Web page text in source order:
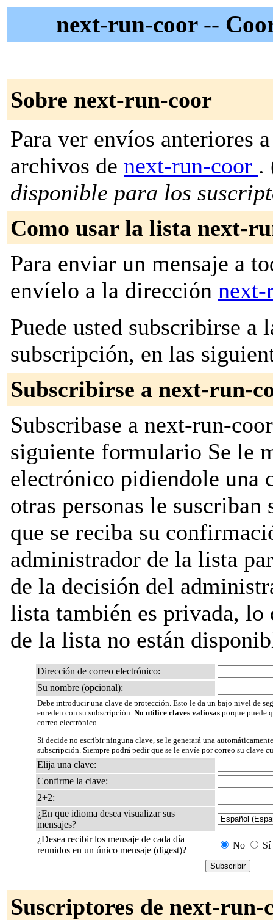
next-run-coor --
Sobre next-run-coor
Para ver envíos anteriores
archivos de next-run-coor .
disponible para los
Como usar la lista next-
Para enviar un mensaje a
envíelo a la dirección next-
Puede usted subscribirse a
subscripción, en las
Subscribirse a next-run-
Subscribase a next-run-
siguiente formulario Se le
electrónico pidiendole una
otras personas le
que se reciba su
administrador de la lista
de la decisión del
lista también es privada,
de la lista no están
Dirección de correo electrónico:
Su nombre (opcional):
Debe introducir una clave de protección. Esto le da un bajo nivel de
enreden con su subscripción. No utilice claves valiosas porque puede
correo electrónico.
Si decide no escribir ninguna clave, se le generará una
subscripción. Siempre podrá pedir que se le envíe por correo su clave
Elija una clave:
Confirme la clave:
2+2:
¿En que idioma desea visualizar sus
mensajes?
¿Desea recibir los mensaje de cada día
reunidos en un único mensaje (digest)?
No Sí
Suscriptores de next-run-